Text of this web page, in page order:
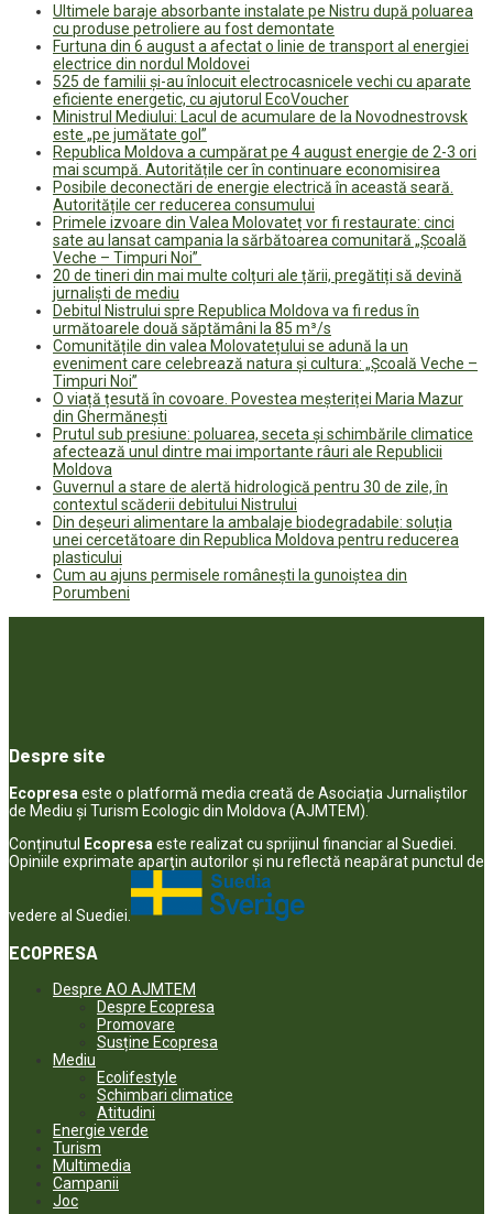
Ultimele baraje absorbante instalate pe Nistru după poluarea
cu produse petroliere au fost demontate
Furtuna din 6 august a afectat o linie de transport al energiei
electrice din nordul Moldovei
525 de familii și-au înlocuit electrocasnicele vechi cu aparate
eficiente energetic, cu ajutorul EcoVoucher
Ministrul Mediului: Lacul de acumulare de la Novodnestrovsk
este „pe jumătate gol”
Republica Moldova a cumpărat pe 4 august energie de 2-3 ori
mai scumpă. Autoritățile cer în continuare economisirea
Posibile deconectări de energie electrică în această seară.
Autoritățile cer reducerea consumului
Primele izvoare din Valea Molovateț vor fi restaurate: cinci
sate au lansat campania la sărbătoarea comunitară „Școală
Veche – Timpuri Noi”
20 de tineri din mai multe colțuri ale țării, pregătiți să devină
jurnaliști de mediu
Debitul Nistrului spre Republica Moldova va fi redus în
următoarele două săptămâni la 85 m³/s
Comunitățile din valea Molovatețului se adună la un
eveniment care celebrează natura și cultura: „Școală Veche –
Timpuri Noi”
O viață țesută în covoare. Povestea meșteriței Maria Mazur
din Ghermănești
Prutul sub presiune: poluarea, seceta și schimbările climatice
afectează unul dintre mai importante râuri ale Republicii
Moldova
Guvernul a stare de alertă hidrologică pentru 30 de zile, în
contextul scăderii debitului Nistrului
Din deșeuri alimentare la ambalaje biodegradabile: soluția
unei cercetătoare din Republica Moldova pentru reducerea
plasticului
Cum au ajuns permisele românești la gunoiștea din
Porumbeni
Despre site
Ecopresa este o platformă media creată de Asociația Jurnaliștilor
de Mediu și Turism Ecologic din Moldova (AJMTEM).
Conținutul Ecopresa este realizat cu sprijinul financiar al Suediei.
Opiniile exprimate aparţin autorilor şi nu reflectă neapărat punctul de
vedere al Suediei.
ECOPRESA
Despre AO AJMTEM
Despre Ecopresa
Promovare
Susține Ecopresa
Mediu
Ecolifestyle
Schimbari climatice
Atitudini
Energie verde
Turism
Multimedia
Campanii
Joc